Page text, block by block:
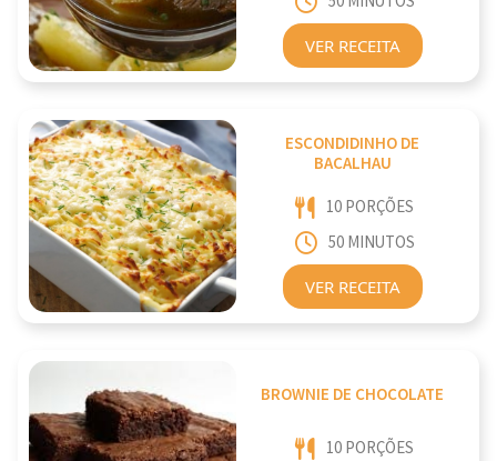
VER RECEITA
ESCONDIDINHO DE
BACALHAU
10 PORÇÕES
50 MINUTOS
VER RECEITA
BROWNIE DE CHOCOLATE
10 PORÇÕES